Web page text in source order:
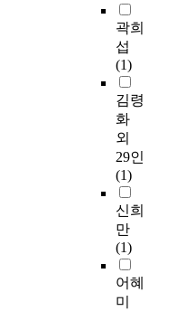
곽희
섭
(1)
김령
화
외
29인
(1)
신희
만
(1)
어혜
미